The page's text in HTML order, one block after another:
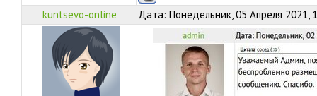
kuntsevo-online Дата: Понедельник, 05 Апреля 2021,